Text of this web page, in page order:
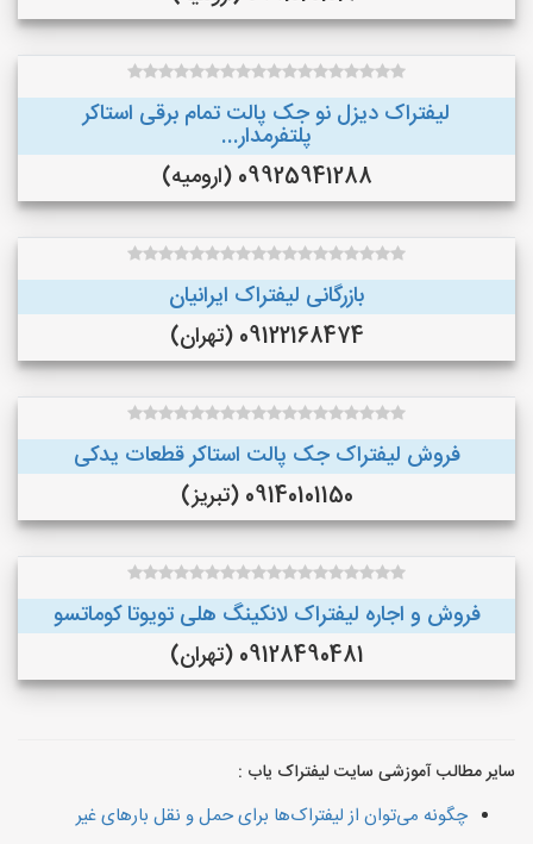
لیفتراک دیزل نو جک پالت تمام برقی استاکر
پلتفرمدار...
09925941288 (ارومیه)
بازرگانی لیفتراک ایرانیان
09122168474 (تهران)
فروش لیفتراک جک پالت استاکر قطعات یدکی
09140101150 (تبریز)
فروش و اجاره لیفتراک لانکینگ هلی تویوتا کوماتسو
09128490481 (تهران)
سایر مطالب آموزشی سایت لیفتراک یاب :
چگونه می‌توان از لیفتراک‌ها برای حمل و نقل بارهای غیر